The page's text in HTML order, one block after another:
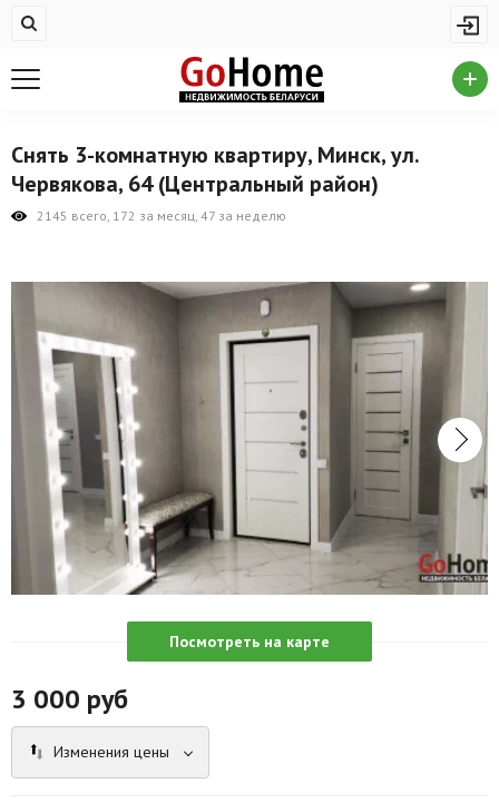
Купить квартиру
На сутки
Новостройки
Комерческая недвижимость
Продажа коммерческой недвижимости
Аренда коммерческой недвижимости
Другие разделы
Новости
Агентства
Ремонт квартир
Грузовое такси
Реклама на сайте
Снять 3-комнатную квартиру, Минск, ул.
Червякова, 64 (Центральный район)
2145 всего, 172 за месяц, 47 за неделю
Посмотреть на карте
3 000 руб
Изменения цены